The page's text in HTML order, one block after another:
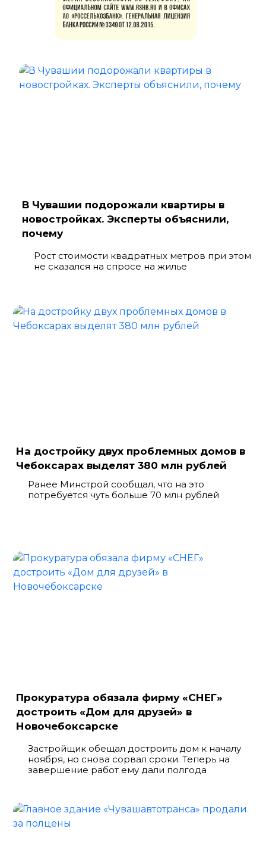
В Чувашии подорожали квартиры в
новостройках. Эксперты объяснили,
почему
Рост стоимости квадратных метров при этом
не сказался на спросе на жилье
На достройку двух проблемных домов в
Чебоксарах выделят 380 млн рублей
Ранее Минстрой сообщал, что на это
потребуется чуть больше 70 млн рублей
Прокуратура обязала фирму «СНЕГ»
достроить «Дом для друзей» в
Новочебоксарске
Застройщик обещал достроить дом к началу
ноября, но снова сорвал сроки. Теперь на
завершение работ ему дали полгода